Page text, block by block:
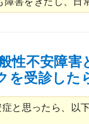
性不安障
を受診した
と思ったら、以